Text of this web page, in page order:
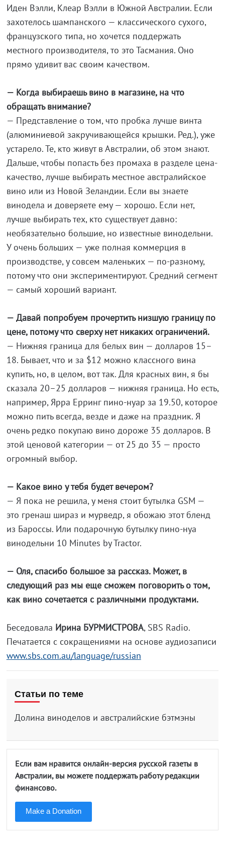
Иден Вэлли, Клеар Вэлли в Южной Австралии. Если
захотелось шампанского — классического сухого,
французского типа, но хочется поддержать
местного производителя, то это Тасмания. Оно
прямо удивит вас своим качеством.
— Когда выбираешь вино в магазине, на что
обращать внимание?
— Представление о том, что пробка лучше винта
(алюминиевой закручивающейся крышки. Ред.), уже
устарело. Те, кто живут в Австралии, об этом знают.
Дальше, чтобы попасть без промаха в разделе цена-
качество, лучше выбирать местное австралийское
вино или из Новой Зеландии. Если вы знаете
винодела и доверяете ему — хорошо. Если нет,
лучше выбирать тех, кто существует давно:
необязательно большие, но известные винодельни.
У очень больших — уже полная коммерция в
производстве, у совсем маленьких — по-разному,
потому что они экспериментируют. Средний сегмент
— самый хороший вариант.
— Давай попробуем прочертить низшую границу по
цене, потому что сверху нет никаких ограничений.
— Нижняя граница для белых вин — долларов 15–
18. Бывает, что и за $12 можно классного вина
купить, но, в целом, вот так. Для красных вин, я бы
сказала 20–25 долларов — нижняя граница. Но есть,
например, Ярра Ерринг пино-нуар за 19.50, которое
можно пить всегда, везде и даже на праздник. Я
очень редко покупаю вино дороже 35 долларов. В
этой ценовой категории — от 25 до 35 — просто
огромный выбор.
— Какое вино у тебя будет вечером?
— Я пока не решила, у меня стоит бутылка GSM —
это гренаш шираз и мурведр, я обожаю этот бленд
из Бароссы. Или подарочную бутылку пино-нуа
винодельни 10 Minutes by Tractor.
— Оля, спасибо большое за рассказ. Может, в
следующий раз мы еще сможем поговорить о том,
как вино сочетается с различными продуктами.
Беседовала Ирина БУРМИСТРОВА, SBS Radio.
Печатается с сокращениями на основе аудиозаписи
www.sbs.com.au/language/russian
Статьи по теме
Долина виноделов и австралийские бэтмэны
Если вам нравится онлайн-версия русской газеты в
Австралии, вы можете поддержать работу редакции
финансово.
Make a Donation